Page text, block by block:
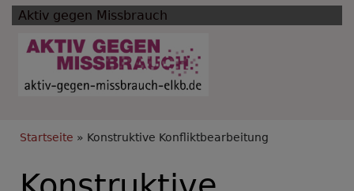
Aktiv gegen Missbrauch
Breadcrumb
Startseite Konstruktive Konfliktbearbeitung